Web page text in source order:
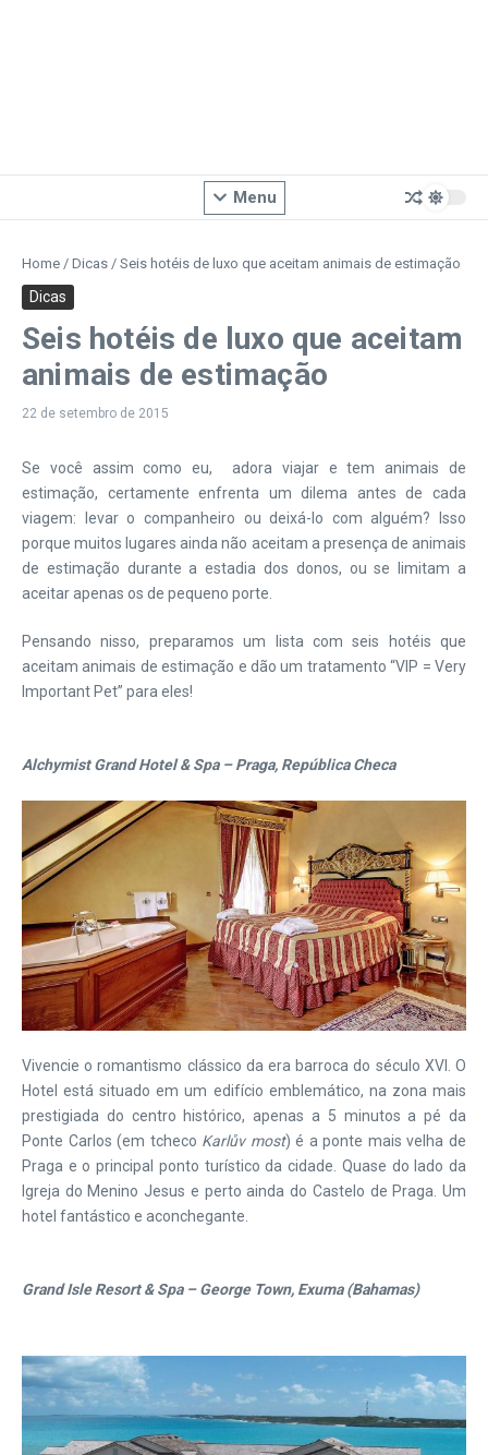
Menu
Home / Dicas / Seis hotéis de luxo que aceitam animais de estimação
Dicas
Seis hotéis de luxo que aceitam
animais de estimação
22 de setembro de 2015
Se você assim como eu, adora viajar e tem animais de
estimação, certamente enfrenta um dilema antes de cada
viagem: levar o companheiro ou deixá-lo com alguém? Isso
porque muitos lugares ainda não aceitam a presença de animais
de estimação durante a estadia dos donos, ou se limitam a
aceitar apenas os de pequeno porte.
Pensando nisso, preparamos um lista com seis hotéis que
aceitam animais de estimação e dão um tratamento “VIP = Very
Important Pet” para eles!
Alchymist Grand Hotel & Spa – Praga, República Checa
Vivencie o romantismo clássico da era barroca do século XVI. O
Hotel está situado em um edifício emblemático, na zona mais
prestigiada do centro histórico, apenas a 5 minutos a pé da
Ponte Carlos (em tcheco Karlův most) é a ponte mais velha de
Praga e o principal ponto turístico da cidade. Quase do lado da
Igreja do Menino Jesus e perto ainda do Castelo de Praga. Um
hotel fantástico e aconchegante.
Grand Isle Resort & Spa – George Town, Exuma (Bahamas)